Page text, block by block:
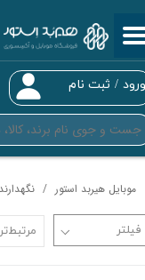
/ ثبت نام
حساب کاربری من
تغییر گذر واژه
سفارشات
خروج از حساب
موبایل هیربد استور